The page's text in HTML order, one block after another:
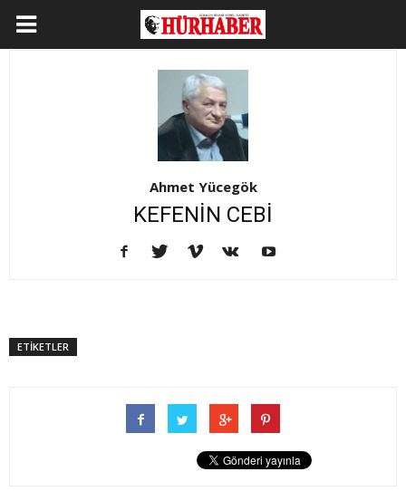
Ahmet Yücegök
KEFENİN CEBİ
ETİKETLER